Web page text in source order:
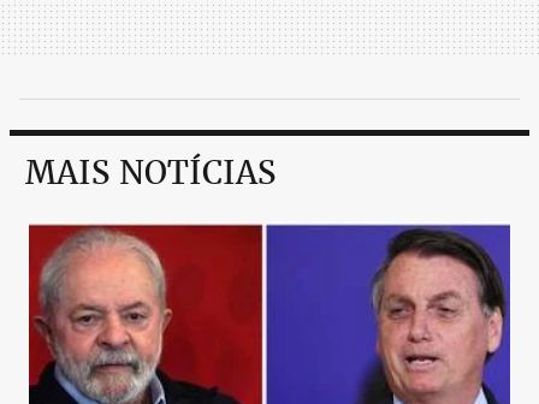
MAIS NOTÍCIAS